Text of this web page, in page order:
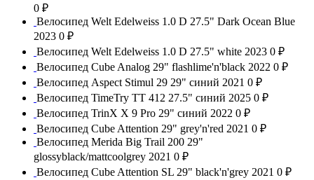
0 ₽
Велосипед Welt Edelweiss 1.0 D 27.5" Dark Ocean Blue
2023 0 ₽
Велосипед Welt Edelweiss 1.0 D 27.5" white 2023 0 ₽
Велосипед Cube Analog 29" flashlime'n'black 2022 0 ₽
Велосипед Aspect Stimul 29 29" синий 2021 0 ₽
Велосипед TimeTry TT 412 27.5" синий 2025 0 ₽
Велосипед TrinX X 9 Pro 29" синий 2022 0 ₽
Велосипед Cube Attention 29" grey'n'red 2021 0 ₽
Велосипед Merida Big Trail 200 29"
glossyblack/mattcoolgrey 2021 0 ₽
Велосипед Cube Attention SL 29" black'n'grey 2021 0 ₽